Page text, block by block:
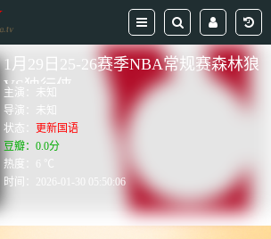
1月29日25-26赛季NBA常规赛森林狼
VS独行侠
主演：
未知
导演：
未知
状态： 更新国语
豆瓣：0.0分
热度：6 ℃
时间： 2026-01-30 05:50:06